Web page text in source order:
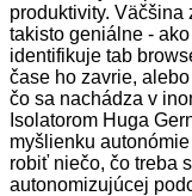
produktivity. Väčšina
takisto geniálne -
identifikuje tab
čase ho zavrie, alebo
čo sa nachádza v
Isolatorom Huga
myšlienku
robiť niečo, čo treba
autonomizujúcej